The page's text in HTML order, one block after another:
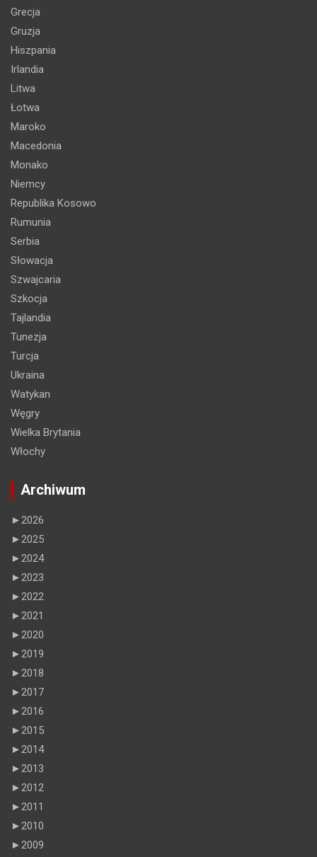
Grecja
Gruzja
Hiszpania
Irlandia
Litwa
Łotwa
Maroko
Macedonia
Monako
Niemcy
Republika Kosowo
Rumunia
Serbia
Słowacja
Szwajcaria
Szkocja
Tajlandia
Tunezja
Turcja
Ukraina
Watykan
Węgry
Wielka Brytania
Włochy
Archiwum
►2026
►2025
►2024
►2023
►2022
►2021
►2020
►2019
►2018
►2017
►2016
►2015
►2014
►2013
►2012
►2011
►2010
►2009